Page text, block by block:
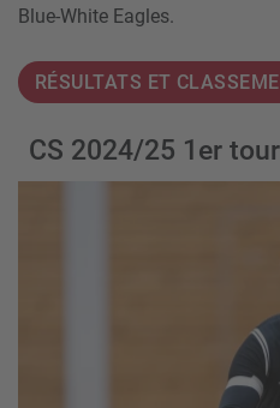
Blue-White Eagles.
RÉSULTATS ET
CS 2024/25 1er